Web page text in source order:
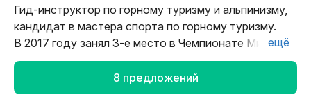
Гид-инструктор по горному туризму и альпинизму,
кандидат в мастера спорта по горному туризму.
В 2017 году занял 3-е место в Чемпионате Мира
по горному туризму.
С 2008 года прошел более 30 сложных спортивных
походов и восхождений.
ещё
8 предложений